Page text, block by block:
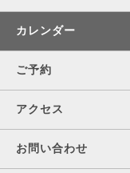
カレンダー
ご予約
アクセス
お問い合わせ